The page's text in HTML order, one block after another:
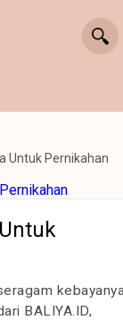
Untuk Pernikahan
BALIYA.ID,